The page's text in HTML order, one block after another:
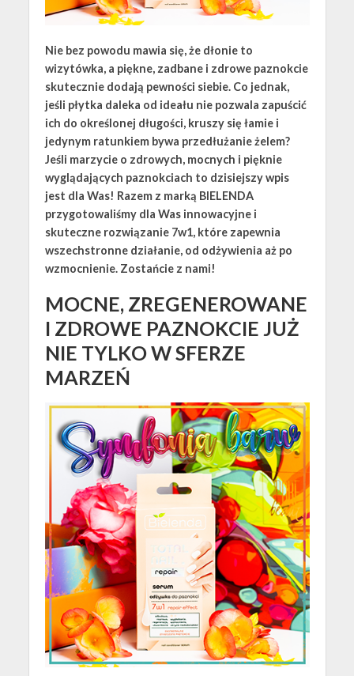
Nie bez powodu mawia się, że dłonie to
wizytówka, a piękne, zadbane i zdrowe paznokcie
skutecznie dodają pewności siebie. Co jednak,
jeśli płytka daleka od ideału nie pozwala zapuścić
ich do określonej długości, kruszy się łamie i
jedynym ratunkiem bywa przedłużanie żelem?
Jeśli marzycie o zdrowych, mocnych i pięknie
wyglądających paznokciach to dzisiejszy wpis
jest dla Was! Razem z marką BIELENDA
przygotowaliśmy dla Was innowacyjne i
skuteczne rozwiązanie 7w1, które zapewnia
wszechstronne działanie, od odżywienia aż po
wzmocnienie. Zostańcie z nami!
MOCNE, ZREGENEROWANE
I ZDROWE PAZNOKCIE JUŻ
NIE TYLKO W SFERZE
MARZEŃ